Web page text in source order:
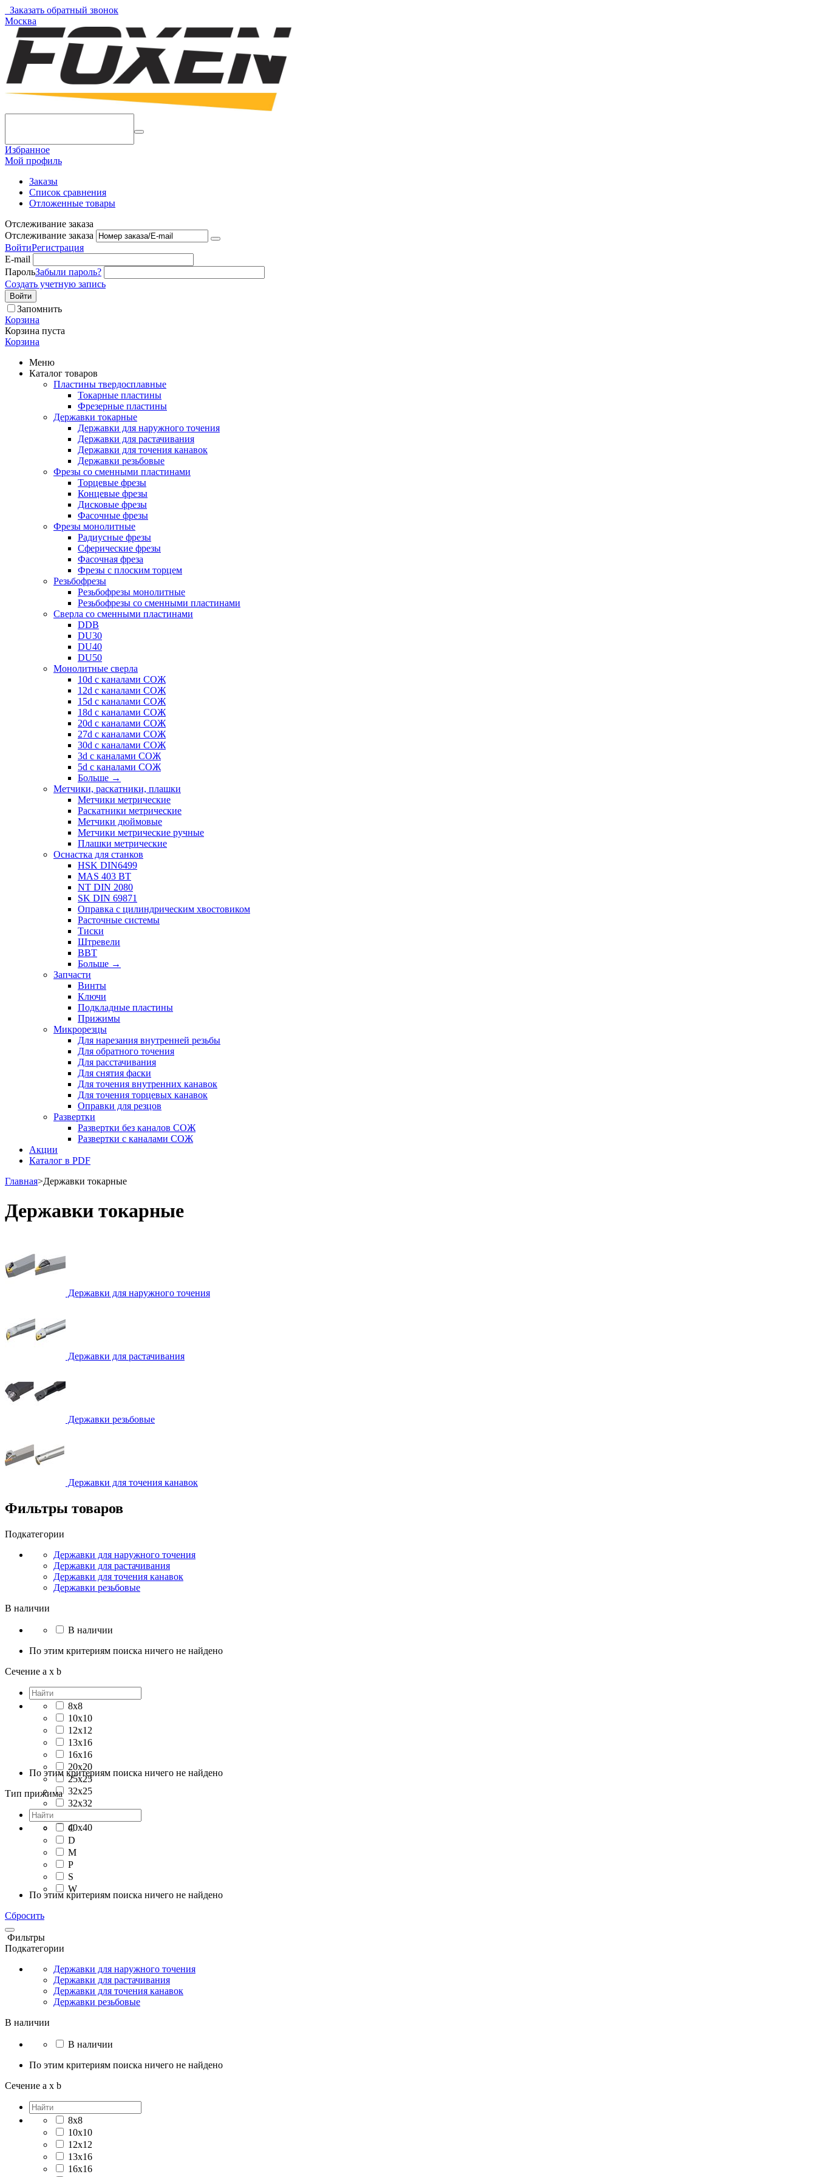
Заказать обратный звонок
Москва
Избранное
Мой профиль
Заказы
Список сравнения
Отложенные товары
Отслеживание заказа
Отслеживание заказа
ВойтиРегистрация
E-mail
ПарольЗабыли пароль?
Создать учетную запись
Войти
Запомнить
Корзина
Корзина пуста
Корзина
Меню
Каталог товаров
Пластины твердосплавные
Токарные пластины
Фрезерные пластины
Державки токарные
Державки для наружного точения
Державки для растачивания
Державки для точения канавок
Державки резьбовые
Фрезы со сменными пластинами
Торцевые фрезы
Концевые фрезы
Дисковые фрезы
Фасочные фрезы
Фрезы монолитные
Радиусные фрезы
Сферические фрезы
Фасочная фреза
Фрезы с плоским торцем
Резьбофрезы
Резьбофрезы монолитные
Резьбофрезы со сменными пластинами
Сверла со сменными пластинами
DDB
DU30
DU40
DU50
Монолитные сверла
10d с каналами СОЖ
12d с каналами СОЖ
15d с каналами СОЖ
18d с каналами СОЖ
20d с каналами СОЖ
27d с каналами СОЖ
30d с каналами СОЖ
3d с каналами СОЖ
5d с каналами СОЖ
Больше →
Метчики, раскатники, плашки
Метчики метрические
Раскатники метрические
Метчики дюймовые
Метчики метрические ручные
Плашки метрические
Оснастка для станков
HSK DIN6499
MAS 403 BT
NT DIN 2080
SK DIN 69871
Оправка с цилиндрическим хвостовиком
Расточные системы
Тиски
Штревели
BBT
Больше →
Запчасти
Винты
Ключи
Подкладные пластины
Прижимы
Микрорезцы
Для нарезания внутренней резьбы
Для обратного точения
Для расстачивания
Для снятия фаски
Для точения внутренних канавок
Для точения торцевых канавок
Оправки для резцов
Развертки
Развертки без каналов СОЖ
Развертки с каналами СОЖ
Акции
Каталог в PDF
Главная>Державки токарные
Державки токарные
Державки для наружного точения
Державки для растачивания
Державки резьбовые
Державки для точения канавок
Фильтры товаров
Подкатегории
Державки для наружного точения
Державки для растачивания
Державки для точения канавок
Державки резьбовые
В наличии
В наличии
По этим критериям поиска ничего не найдено
Сечение a x b
8x8
10x10
12x12
13x16
16x16
20x20
25x25
32x25
32x32
40x40
По этим критериям поиска ничего не найдено
Тип прижима
C
D
M
P
S
W
По этим критериям поиска ничего не найдено
Сбросить
Фильтры
Подкатегории
Державки для наружного точения
Державки для растачивания
Державки для точения канавок
Державки резьбовые
В наличии
В наличии
По этим критериям поиска ничего не найдено
Сечение a x b
8x8
10x10
12x12
13x16
16x16